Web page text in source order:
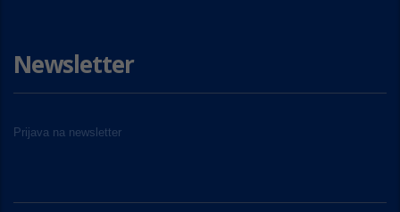
Newsletter
Prijava na newsletter